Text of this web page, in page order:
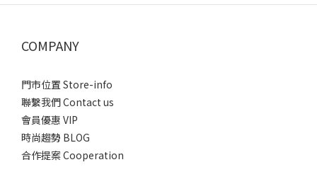
COMPANY
門市位置 Store-info
聯繫我們 Contact us
會員優惠 VIP
時尚趨勢 BLOG
合作提案 Cooperation